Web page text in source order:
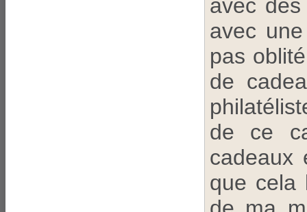
avec
avec
pas
de
de ce
cadeaux
que cela